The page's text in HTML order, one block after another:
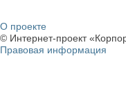
О проекте
© Интернет-проект
Правовая информация